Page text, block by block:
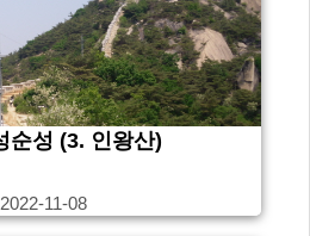
순성 (3. 인왕산)
2022-11-08